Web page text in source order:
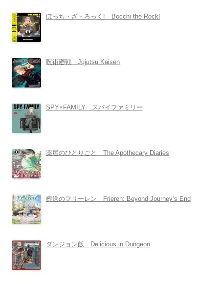
ぼっち・ざ・ろっく! Bocchi the Rock!
呪術廻戦 Jujutsu Kaisen
SPY×FAMILY スパイファミリー
薬屋のひとりごと The Apothecary Diaries
葬送のフリーレン Frieren: Beyond Journey’s End
ダンジョン飯 Delicious in Dungeon